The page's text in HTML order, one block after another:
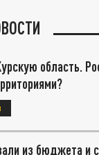
область.
из бюджета и